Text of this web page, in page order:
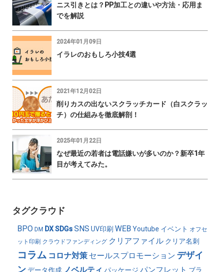
ニス引きとは？PP加工との違いや方法・応用ま
でを解説
2024年01月09日
イラレのおもしろ小技4選
2021年12月02日
削りカスの出ないスクラッチカード（白スクラッ
チ）の仕組みを徹底解剖！
2025年01月22日
なぜ最近の若者は電話嫌いが多いのか？新卒1年
目が考えてみた。
タグクラウド
BPO DM DXSDGsSNS UV印刷 WEB Youtube イベント オフセ
ット印刷 クラウドファンディング クリアファイル クリア名刺
コラム コロナ対策 セールスプロモーション デザイ
ンデータ作成 ノベルティ パッケージ パンフレット ブラ